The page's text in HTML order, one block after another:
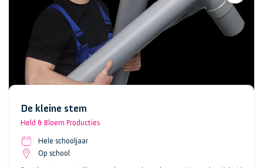
De kleine stem
Held & Bloem Producties
Hele schooljaar
Op school